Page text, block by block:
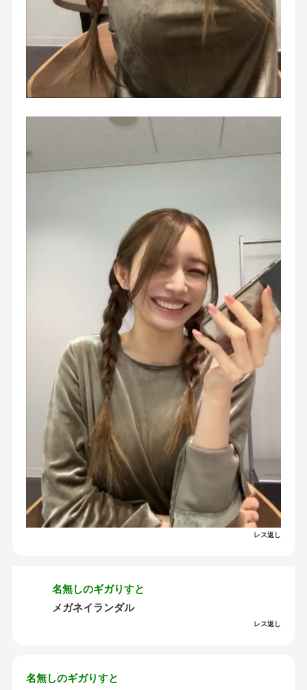
レス返し
名無しのギガりすと
メガネイランダル
レス返し
名無しのギガりすと